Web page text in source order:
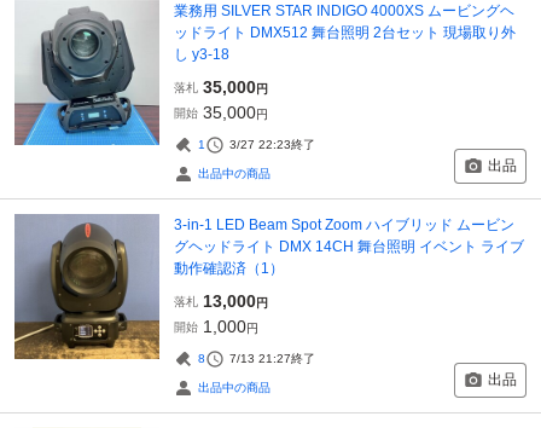
業務用 SILVER STAR INDIGO 4000XS ムービングヘ
ッドライト DMX512 舞台照明 2台セット 現場取り外
し y3-18
落札 35,000円
開始 35,000円
1 3/27 22:23終了
出品中の商品 出品
3-in-1 LED Beam Spot Zoom ハイブリッド ムービン
グヘッドライト DMX 14CH 舞台照明 イベント ライブ
動作確認済（1）
落札 13,000円
開始 1,000円
8 7/13 21:27終了
出品中の商品 出品